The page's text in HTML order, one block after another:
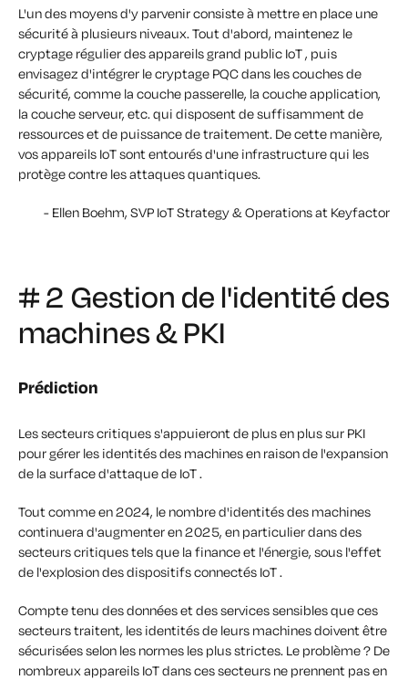
L'un des moyens d'y parvenir consiste à mettre en place une
sécurité à plusieurs niveaux. Tout d'abord, maintenez le
cryptage régulier des appareils grand public IoT , puis
envisagez d'intégrer le cryptage PQC dans les couches de
sécurité, comme la couche passerelle, la couche application,
la couche serveur, etc. qui disposent de suffisamment de
ressources et de puissance de traitement. De cette manière,
vos appareils IoT sont entourés d'une infrastructure qui les
protège contre les attaques quantiques.
- Ellen Boehm, SVP IoT Strategy & Operations at Keyfactor
# 2 Gestion de l'identité des
machines & PKI
Prédiction
Les secteurs critiques s'appuieront de plus en plus sur PKI
pour gérer les identités des machines en raison de l'expansion
de la surface d'attaque de IoT .
Tout comme en 2024, le nombre d'identités des machines
continuera d'augmenter en 2025, en particulier dans des
secteurs critiques tels que la finance et l'énergie, sous l'effet
de l'explosion des dispositifs connectés IoT .
Compte tenu des données et des services sensibles que ces
secteurs traitent, les identités de leurs machines doivent être
sécurisées selon les normes les plus strictes. Le problème ? De
nombreux appareils IoT dans ces secteurs ne prennent pas en